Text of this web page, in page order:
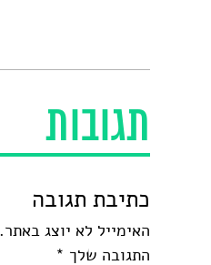
תגובות
כתיבת תגובה
האימייל לא יוצג באתר.
התגובה שלך *